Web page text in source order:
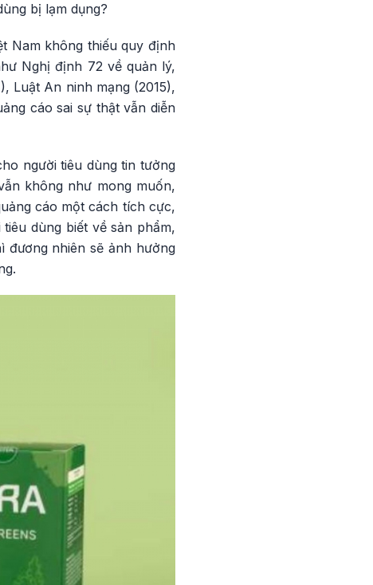
bị lạm dụng?
Nam không thiếu quy định
Nghị định 72 về quản lý,
Luật An ninh mạng (2015),
cáo sai sự thật vẫn diễn
người tiêu dùng tin tưởng
không như mong muốn,
cáo một cách tích cực,
dùng biết về sản phẩm,
đương nhiên sẽ ảnh hưởng